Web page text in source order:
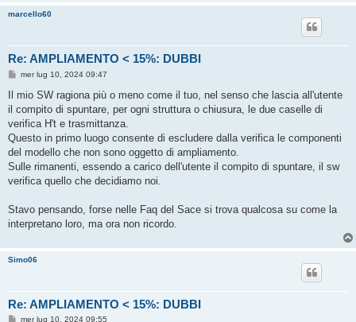
marcello60
Re: AMPLIAMENTO < 15%: DUBBI
M
s
a
g
i
o
mer lug 10, 2024 09:47
Il mio SW ragiona più o meno come il tuo, nel senso che lascia all'utente
il compito di spuntare, per ogni struttura o chiusura, le due caselle di
verifica H't e trasmittanza.
Questo in primo luogo consente di escludere dalla verifica le componenti
del modello che non sono oggetto di ampliamento.
Sulle rimanenti, essendo a carico dell'utente il compito di spuntare, il sw
verifica quello che decidiamo noi.
Stavo pensando, forse nelle Faq del Sace si trova qualcosa su come la
interpretano loro, ma ora non ricordo.
Simo06
Re: AMPLIAMENTO < 15%: DUBBI
Mmer lug 10, 2024 09:55